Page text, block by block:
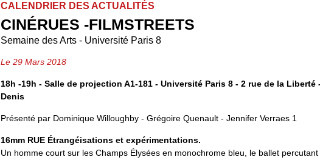
CALENDRIER DES ACTUALITÉS
CINÉRUES -FILMSTREETS
Semaine des Arts - Université Paris 8
Le 29 Mars 2018
18h -19h - Salle de projection A1-181 - Université Paris 8 - 2 rue de la Liberté
Denis
Présenté par Dominique Willoughby - Grégoire Quenault - Jennifer Verraes 1
16mm RUE Étrangéisations et expérimentations.
Un homme court sur les Champs Élysées en monochrome bleu, le ballet